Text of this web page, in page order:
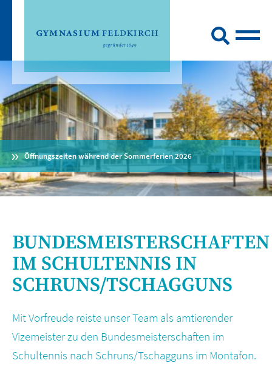
Öffnungszeiten während der Sommerferien 2026
BUNDESMEISTERSCHAFTEN
IM SCHULTENNIS IN
SCHRUNS/TSCHAGGUNS
Mit Vorfreude reiste unser Team als amtierender
Vizemeister zu den Bundesmeisterschaften im
Schultennis nach Schruns/Tschagguns im Montafon.